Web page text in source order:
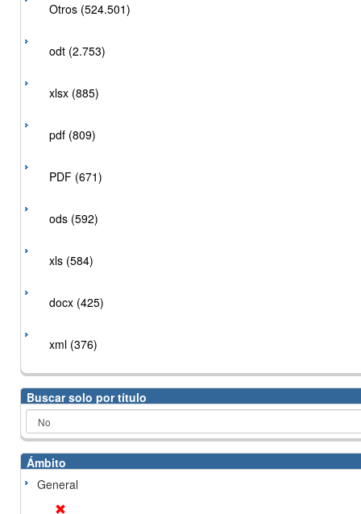
Otros (524.501)
odt (2.753)
xlsx (885)
pdf (809)
PDF (671)
ods (592)
xls (584)
docx (425)
xml (376)
Buscar solo por título
Ámbito
General